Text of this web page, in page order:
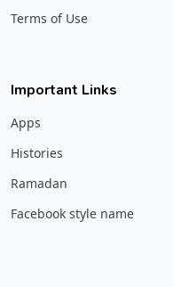
Terms of Use
Important Links
Apps
Histories
Ramadan
Facebook style name